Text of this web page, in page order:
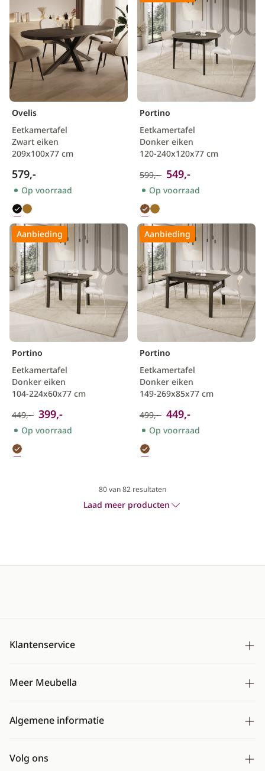
Ovelis
Eetkamertafel
Zwart eiken
209x100x77 cm
579,-
Op voorraad
Portino
Eetkamertafel
Donker eiken
120-240x120x77 cm
599,- 549,-
Op voorraad
Aanbieding
Portino
Eetkamertafel
Donker eiken
104-224x60x77 cm
449,- 399,-
Op voorraad
Aanbieding
Portino
Eetkamertafel
Donker eiken
149-269x85x77 cm
499,- 449,-
Op voorraad
80van 82 resultaten
Laad meer producten
Klantenservice
Veelgestelde vragen
Meer Meubella
Montageservice
Algemene informatie
Cookies
Volg ons